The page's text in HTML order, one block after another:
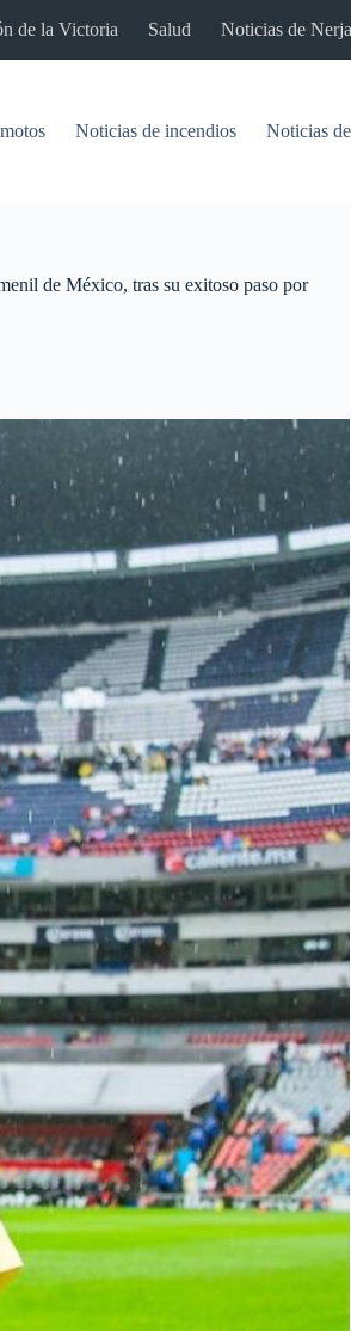
de la Victoria Salud Noticias de Nerja
Noticias de incendios Noticias
de México, tras su exitoso paso por